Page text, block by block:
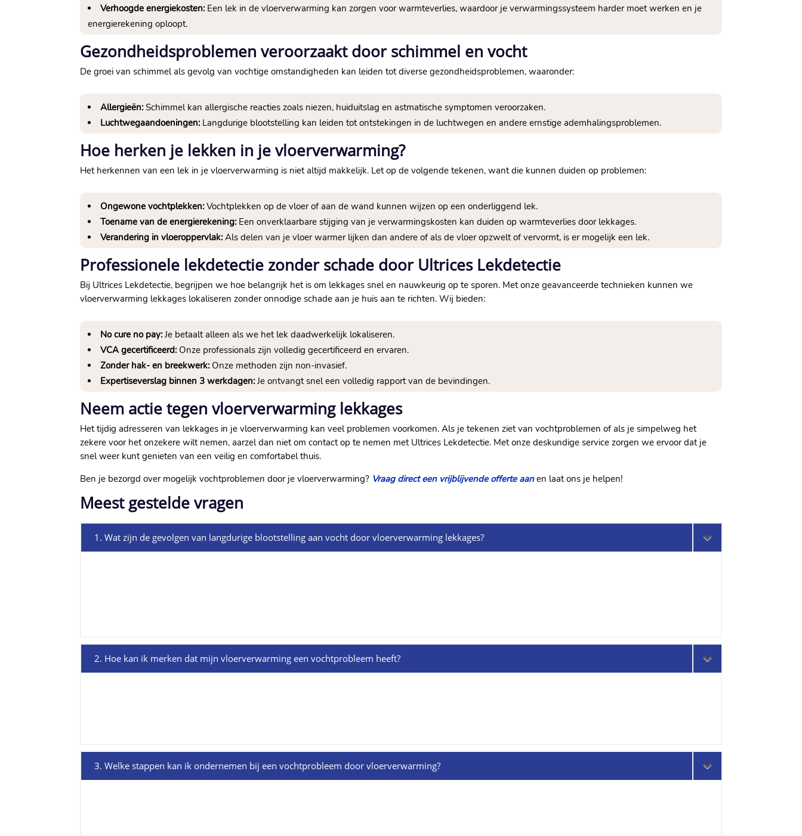
Verhoogde energiekosten:Een lek in de vloerverwarming kan zorgen voor warmteverlies, waardoor je verwarmingssysteem harder moet werken en je
energierekening oploopt.​
Gezondheidsproblemen veroorzaakt door schimmel en vocht
De groei van schimmel als gevolg van vochtige omstandigheden kan leiden tot diverse gezondheidsproblemen, waaronder:
Allergieën:Schimmel kan allergische reacties zoals niezen, huiduitslag en astmatische symptomen veroorzaken.​
Luchtwegaandoeningen:Langdurige blootstelling kan leiden tot ontstekingen in de luchtwegen en andere ernstige ademhalingsproblemen.​
Hoe herken je lekken in je vloerverwarming?
Het herkennen van een lek in je vloerverwarming is niet altijd makkelijk.​ Let op de volgende tekenen, want die kunnen duiden op problemen:
Ongewone vochtplekken:Vochtplekken op de vloer of aan de wand kunnen wijzen op een onderliggend lek.​
Toename van de energierekening:Een onverklaarbare stijging van je verwarmingskosten kan duiden op warmteverlies door lekkages.​
Verandering in vloeroppervlak:Als delen van je vloer warmer lijken dan andere of als de vloer opzwelt of vervormt, is er mogelijk een lek.​
Professionele lekdetectie zonder schade door Ultrices Lekdetectie
Bij Ultrices Lekdetectie, begrijpen we hoe belangrijk het is om lekkages snel en nauwkeurig op te sporen.​ Met onze geavanceerde technieken kunnen we
vloerverwarming lekkages lokaliseren zonder onnodige schade aan je huis aan te richten.​ Wij bieden:
No cure no pay:Je betaalt alleen als we het lek daadwerkelijk lokaliseren.​
VCA gecertificeerd:Onze professionals zijn volledig gecertificeerd en ervaren.​
Zonder hak- en breekwerk:Onze methoden zijn non-invasief.​
Expertiseverslag binnen 3 werkdagen:Je ontvangt snel een volledig rapport van de bevindingen.​
Neem actie tegen vloerverwarming lekkages
Het tijdig adresseren van lekkages in je vloerverwarming kan veel problemen voorkomen.​ Als je tekenen ziet van vochtproblemen of als je simpelweg het
zekere voor het onzekere wilt nemen, aarzel dan niet om contact op te nemen met Ultrices Lekdetectie.​ Met onze deskundige service zorgen we ervoor dat je
snel weer kunt genieten van een veilig en comfortabel thuis.​
Ben je bezorgd over mogelijk vochtproblemen door je vloerverwarming? Vraag direct een vrijblijvende offerte aanen laat ons je helpen!
Meest gestelde vragen
1. Wat zijn de gevolgen van langdurige blootstelling aan vocht door vloerverwarming lekkages?
2. Hoe kan ik merken dat mijn vloerverwarming een vochtprobleem heeft?
3. Welke stappen kan ik ondernemen bij een vochtprobleem door vloerverwarming?